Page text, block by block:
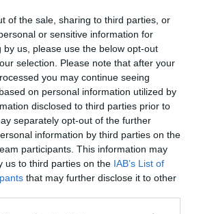
of the sale, sharing to third parties, or
or sensitive information for
by us, please use the below opt-out
selection. Please note that after your
you may continue seeing
on personal information utilized by
disclosed to third parties prior to
separately opt-out of the further
information by third parties on the
participants. This information may
us to third parties on the IAB’s List of
that may further disclose it to other
sorozatát, annak ellenére, hogy
a középső középpályán 100% -os
a hét olyan mérkőzésen, amelyen a
miatt; és nem, az Aston Villa a Carabao
az első csapat Dohában volt. A Klopp
teljesítmény csökkenést hozott, de az
lenne szüksége ahhoz, hogy Liverpool